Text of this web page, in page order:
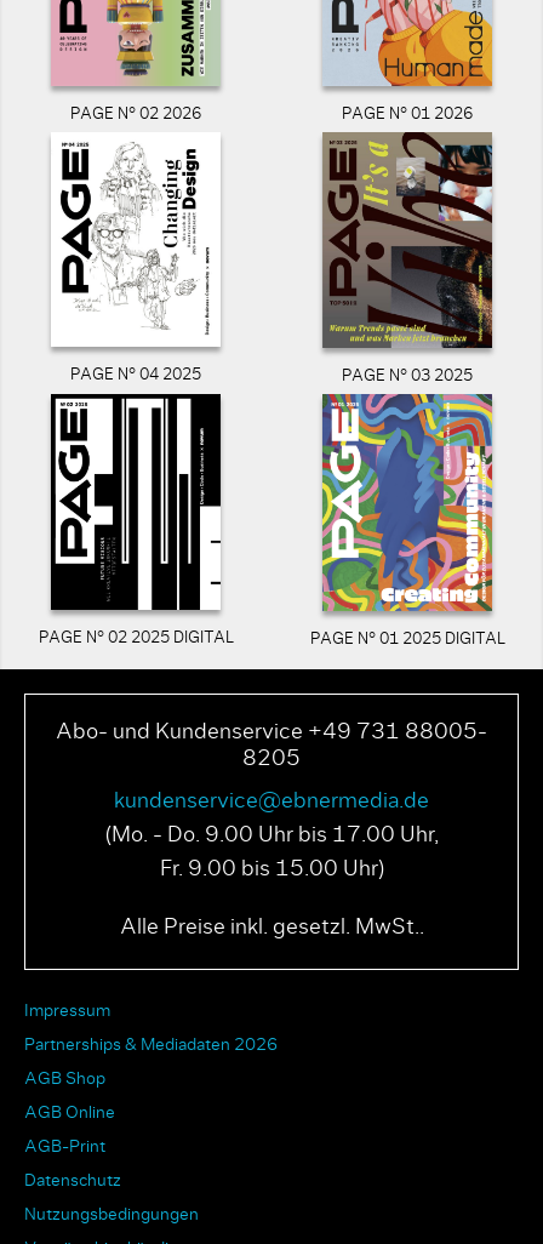
PAGE N° 02 2026 PAGE N° 01 2026
PAGE N° 04 2025 PAGE N° 03 2025
PAGE N° 02 2025 DIGITAL PAGE N° 01 2025 DIGITAL
Abo- und Kundenservice +49 731 88005-
8205
kundenservice@ebnermedia.de
(Mo. - Do. 9.00 Uhr bis 17.00 Uhr,
Fr. 9.00 bis 15.00 Uhr)
Alle Preise inkl. gesetzl. MwSt..
Impressum
Partnerships & Mediadaten 2026
AGB Shop
AGB Online
AGB-Print
Datenschutz
Nutzungsbedingungen